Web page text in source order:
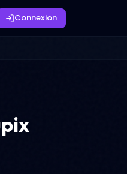
Connexion